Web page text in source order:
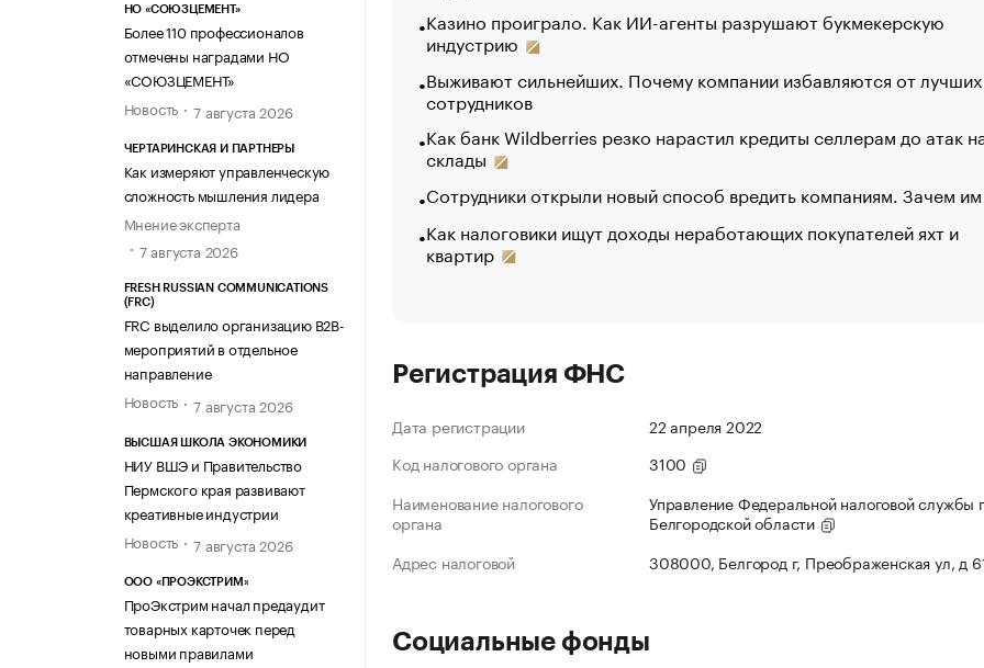
НО «СОЮЗЦЕМЕНТ»
Более 110 профессионалов
отмечены наградами НО
«СОЮЗЦЕМЕНТ»
Новость
7 августа 2026
ЧЕРТАРИНСКАЯ И ПАРТНЕРЫ
Как измеряют управленческую
сложность мышления лидера
Мнение эксперта
7 августа 2026
FRESH RUSSIAN COMMUNICATIONS
(FRC)
FRC выделило организацию B2B-
мероприятий в отдельное
направление
Новость
7 августа 2026
ВЫСШАЯ ШКОЛА ЭКОНОМИКИ
НИУ ВШЭ и Правительство
Пермского края развивают
креативные индустрии
Новость
7 августа 2026
ООО «ПРОЭКСТРИМ»
ПроЭкстрим начал предаудит
товарных карточек перед
новыми правилами
Казино проиграло. Как ИИ-агенты разрушают букмекерскую
индустрию
Выживают сильнейших. Почему компании избавляются от лучших
сотрудников
Как банк Wildberries резко нарастил кредиты селлерам до атак
склады
Сотрудники открыли новый способ вредить компаниям. Зачем
Как налоговики ищут доходы неработающих покупателей яхт и
квартир
Регистрация ФНС
Дата регистрации
22 апреля 2022
Код налогового органа
3100
Наименование налогового
органа
Управление Федеральной налоговой службы
Белгородской области
Адрес налоговой
308000, Белгород г, Преображенская ул, д
Социальные фонды